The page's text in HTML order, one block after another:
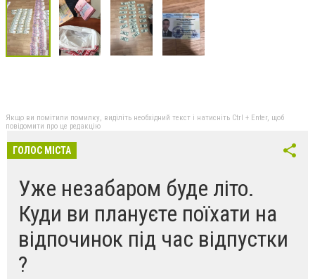
Якщо ви помітили помилку, виділіть необхідний текст і натисніть Ctrl + Enter, щоб
повідомити про це редакцію
ГОЛОС МІСТА
Уже незабаром буде літо.
Куди ви плануєте поїхати на
відпочинок під час відпустки
?